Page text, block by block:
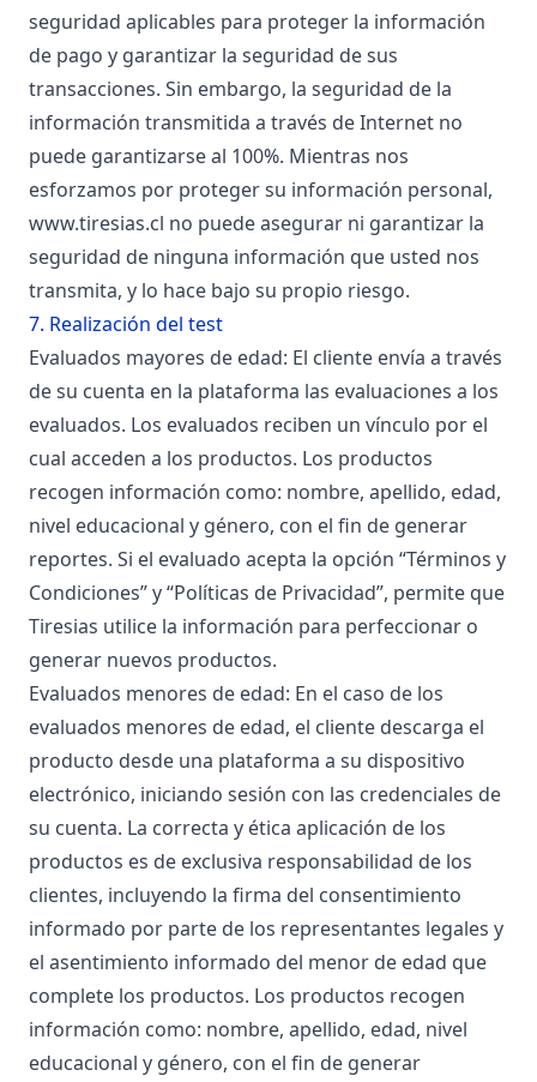
seguridad aplicables para proteger la información
de pago y garantizar la seguridad de sus
transacciones. Sin embargo, la seguridad de la
información transmitida a través de Internet no
puede garantizarse al 100%. Mientras nos
esforzamos por proteger su información personal,
www.tiresias.cl no puede asegurar ni garantizar la
seguridad de ninguna información que usted nos
transmita, y lo hace bajo su propio riesgo.
7. Realización del test
Evaluados mayores de edad: El cliente envía a través
de su cuenta en la plataforma las evaluaciones a los
evaluados. Los evaluados reciben un vínculo por el
cual acceden a los productos. Los productos
recogen información como: nombre, apellido, edad,
nivel educacional y género, con el fin de generar
reportes. Si el evaluado acepta la opción “Términos y
Condiciones” y “Políticas de Privacidad”, permite que
Tiresias utilice la información para perfeccionar o
generar nuevos productos.
Evaluados menores de edad: En el caso de los
evaluados menores de edad, el cliente descarga el
producto desde una plataforma a su dispositivo
electrónico, iniciando sesión con las credenciales de
su cuenta. La correcta y ética aplicación de los
productos es de exclusiva responsabilidad de los
clientes, incluyendo la firma del consentimiento
informado por parte de los representantes legales y
el asentimiento informado del menor de edad que
complete los productos. Los productos recogen
información como: nombre, apellido, edad, nivel
educacional y género, con el fin de generar